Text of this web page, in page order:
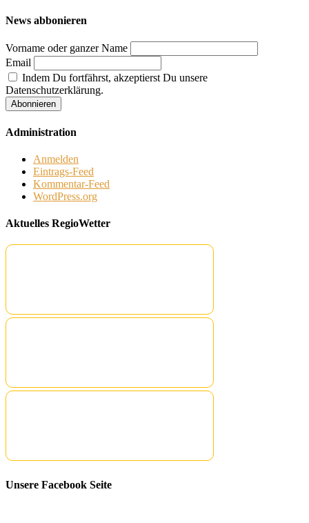
News abbonieren
Vorname oder ganzer Name
Email
Indem Du fortfährst, akzeptierst Du unsere
Datenschutzerklärung.
Administration
Anmelden
Eintrags-Feed
Kommentar-Feed
WordPress.org
Aktuelles RegioWetter
Unsere Facebook Seite